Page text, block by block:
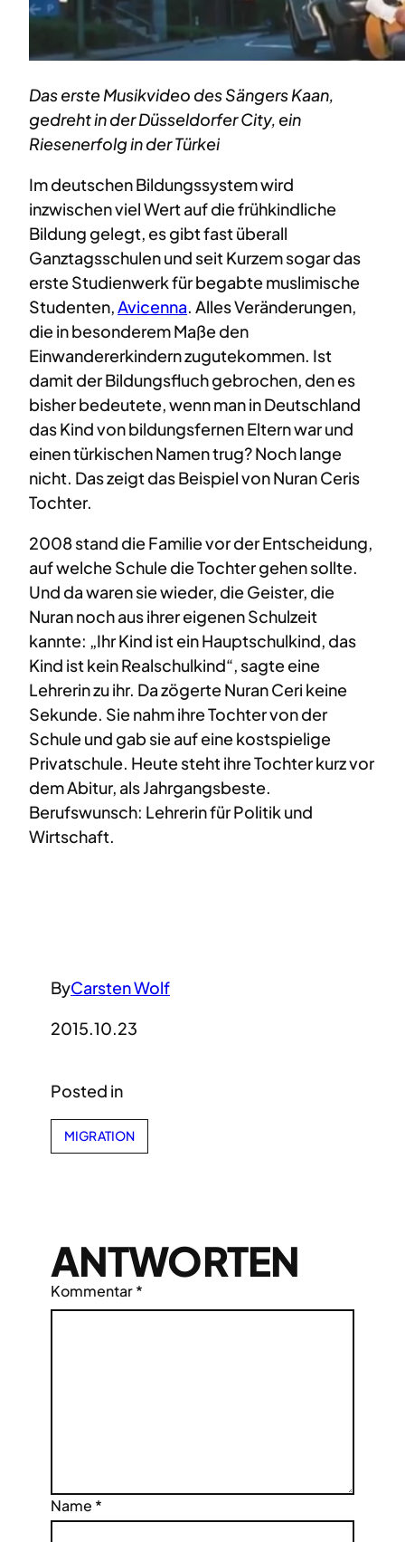
Das erste Musikvideo des Sängers Kaan,
gedreht in der Düsseldorfer City, ein
Riesenerfolg in der Türkei
Im deutschen Bildungssystem wird
inzwischen viel Wert auf die frühkindliche
Bildung gelegt, es gibt fast überall
Ganztagsschulen und seit Kurzem sogar das
erste Studienwerk für begabte muslimische
Studenten,Avicenna. Alles Veränderungen,
die in besonderem Maße den
Einwandererkindern zugutekommen. Ist
damit der Bildungsfluch gebrochen, den es
bisher bedeutete, wenn man in Deutschland
das Kind von bildungsfernen Eltern war und
einen türkischen Namen trug? Noch lange
nicht. Das zeigt das Beispiel von Nuran Ceris
Tochter.
2008 stand die Familie vor der Entscheidung,
auf welche Schule die Tochter gehen sollte.
Und da waren sie wieder, die Geister, die
Nuran noch aus ihrer eigenen Schulzeit
kannte: „Ihr Kind ist ein Hauptschulkind, das
Kind ist kein Realschulkind“, sagte eine
Lehrerin zu ihr. Da zögerte Nuran Ceri keine
Sekunde. Sie nahm ihre Tochter von der
Schule und gab sie auf eine kostspielige
Privatschule. Heute steht ihre Tochter kurz vor
dem Abitur, als Jahrgangsbeste.
Berufswunsch: Lehrerin für Politik und
Wirtschaft.
ByCarsten Wolf
2015.10.23
Posted in
MIGRATION
ANTWORTEN
Kommentar*
Name *